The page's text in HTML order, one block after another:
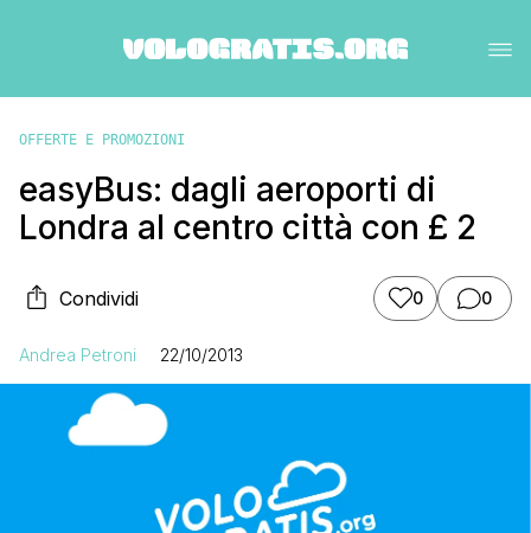
OFFERTE E PROMOZIONI
easyBus: dagli aeroporti di
Londra al centro città con £ 2
Condividi 0 0
Andrea Petroni 22/10/2013